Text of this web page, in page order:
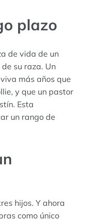
plazo
de vida de un
su raza. Un
más años que
y que un pastor
Esta
un rango de
hijos. Y ahora
como único